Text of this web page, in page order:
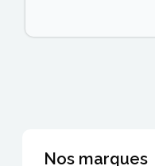
Nos marques